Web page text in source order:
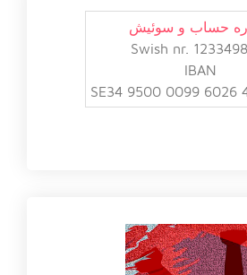
حساب و سوئیش
Swish nr.
IBAN
SE34 9500 0099 6026